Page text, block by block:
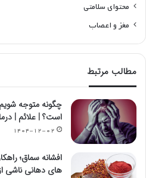
محتوای سلامتی
مغز و اعصاب
مطالب مرتبط
چگونه متوجه
است؟ | علائم |
۱۴۰۴-۱۲-۰۲
افشانه سماق؛
های دهانی ناشی